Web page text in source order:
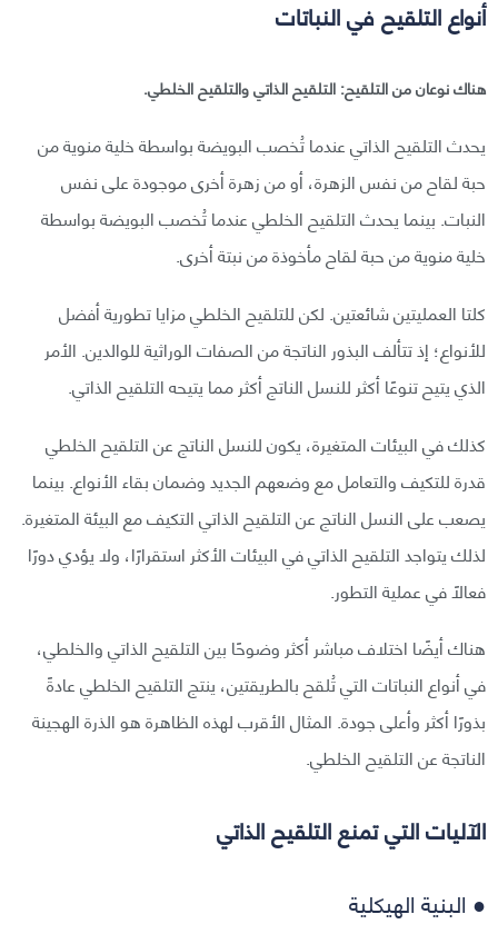
أنواع التلقيح في النباتات
هناك نوعان من التلقيح: التلقيح الذاتي والتلقيح الخلطي.
يحدث التلقيح الذاتي عندما تُخصب البويضة بواسطة خلية منوية من
حبة لقاح من نفس الزهرة، أو من زهرة أخرى موجودة على نفس
النبات. بينما يحدث التلقيح الخلطي عندما تُخصب البويضة بواسطة
خلية منوية من حبة لقاح مأخوذة من نبتة أخرى.
كلتا العمليتين شائعتين. لكن للتلقيح الخلطي مزايا تطورية أفضل
للأنواع؛ إذ تتألف البذور الناتجة من الصفات الوراثية للوالدين. الأمر
الذي يتيح تنوعًا أكثر للنسل الناتج أكثر مما يتيحه التلقيح الذاتي.
كذلك في البيئات المتغيرة، يكون للنسل الناتج عن التلقيح الخلطي
قدرة للتكيف والتعامل مع وضعهم الجديد وضمان بقاء الأنواع. بينما
يصعب على النسل الناتج عن التلقيح الذاتي التكيف مع البيئة المتغيرة.
لذلك يتواجد التلقيح الذاتي في البيئات الأكثر استقرارًا، ولا يؤدي دورًا
فعالًا في عملية التطور.
هناك أيضًا اختلاف مباشر أكثر وضوحًا بين التلقيح الذاتي والخلطي،
في أنواع النباتات التي تُلقح بالطريقتين، ينتج التلقيح الخلطي عادةً
بذورًا أكثر وأعلى جودة. المثال الأقرب لهذه الظاهرة هو الذرة الهجينة
الناتجة عن التلقيح الخلطي.
الآليات التي تمنع التلقيح الذاتي
● البنية الهيكلية